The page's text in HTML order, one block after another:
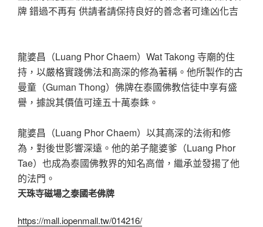
牌 錯過不再有 供請者請保持良好的善念者可逢凶化吉
龍婆昌（Luang Phor Chaem）Wat Takong 寺廟的住
持，以嚴格實踐佛法和高深的修為著稱。他所製作的古
曼童（Guman Thong）佛牌在泰國佛教信徒中享有盛
譽，據說其價值可達五十萬泰銖。
龍婆昌（Luang Phor Chaem）以其高深的法術和修
為，對後世影響深遠。他的弟子龍婆爹（Luang Phor
Tae）也成為泰國佛教界的知名高僧，繼承並發揚了他
的法門。
天珠寺磁場之泰國老佛牌
https://mall.iopenmall.tw/014216/